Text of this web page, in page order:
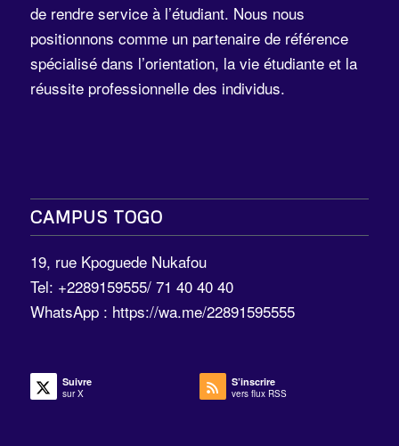
de rendre service à l’étudiant. Nous nous
positionnons comme un partenaire de référence
spécialisé dans l’orientation, la vie étudiante et la
réussite professionnelle des individus.
CAMPUS TOGO
19, rue Kpoguede Nukafou
Tel: +2289159555/ 71 40 40 40
WhatsApp : https://wa.me/22891595555
Suivre
sur X
S’inscrire
vers flux RSS